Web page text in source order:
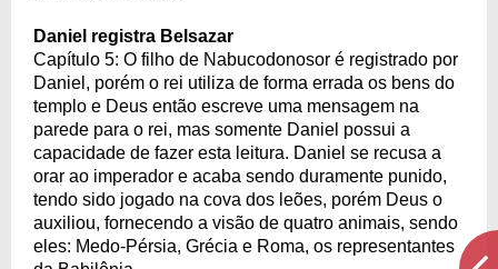
Daniel registra Belsazar
Capítulo 5: O filho de Nabucodonosor é registrado por
Daniel, porém o rei utiliza de forma errada os bens do
templo e Deus então escreve uma mensagem na
parede para o rei, mas somente Daniel possui a
capacidade de fazer esta leitura. Daniel se recusa a
orar ao imperador e acaba sendo duramente punido,
tendo sido jogado na cova dos leões, porém Deus o
auxiliou, fornecendo a visão de quatro animais, sendo
eles: Medo-Pérsia, Grécia e Roma, os representantes